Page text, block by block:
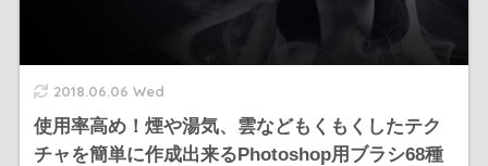
2018.06.06 Wed
使用率高め！煙や湯気、雲などもくもくしたテク
チャを簡単に作成出来るPhotoshop用ブラシ68種